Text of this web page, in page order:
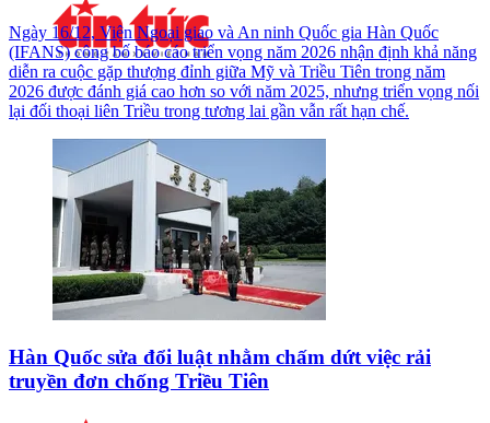
Ngày 16/12, Viện Ngoại giao và An ninh Quốc gia Hàn Quốc
(IFANS) công bố báo cáo triển vọng năm 2026 nhận định khả năng
diễn ra cuộc gặp thượng đỉnh giữa Mỹ và Triều Tiên trong năm
2026 được đánh giá cao hơn so với năm 2025, nhưng triển vọng nối
lại đối thoại liên Triều trong tương lai gần vẫn rất hạn chế.
Hàn Quốc sửa đổi luật nhằm chấm dứt việc rải
truyền đơn chống Triều Tiên